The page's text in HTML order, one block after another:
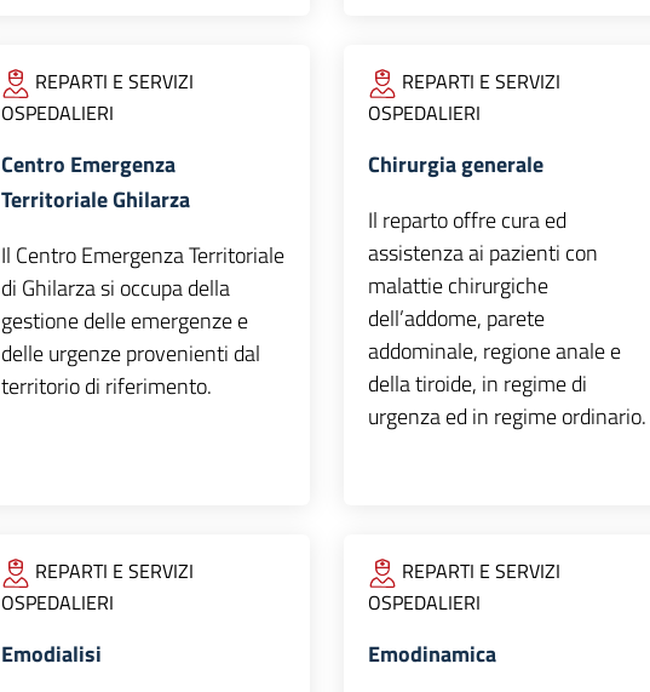
REPARTI E SERVIZI
OSPEDALIERI
Centro Emergenza
Territoriale Ghilarza
Il Centro Emergenza Territoriale
di Ghilarza si occupa della
gestione delle emergenze e
delle urgenze provenienti dal
territorio di riferimento.
REPARTI E SERVIZI
OSPEDALIERI
Chirurgia generale
Il reparto offre cura ed
assistenza ai pazienti con
malattie chirurgiche
dell’addome, parete
addominale, regione anale e
della tiroide, in regime di
urgenza ed in regime ordinario.
REPARTI E SERVIZI
OSPEDALIERI
Emodialisi
REPARTI E SERVIZI
OSPEDALIERI
Emodinamica